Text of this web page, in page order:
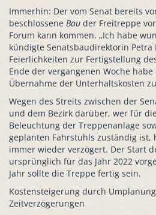
Immerhin: Der vom Senat bereits
beschlossene Bau der Freitreppe
Forum kann kommen. „Ich habe
kündigte Senatsbaudirektorin
Feierlichkeiten zur Fertigstellung
Ende der vergangenen Woche
Übernahme der Unterhaltskosten
Wegen des Streits zwischen der
und dem Bezirk darüber, wer für
Beleuchtung der Treppenanlage
geplanten Fahrstuhls zuständig ist,
immer wieder verzögert. Der Start
ursprünglich für das Jahr 2022
Jahr sollte die Treppe fertig sein.
Kostensteigerung durch
Zeitverzögerungen